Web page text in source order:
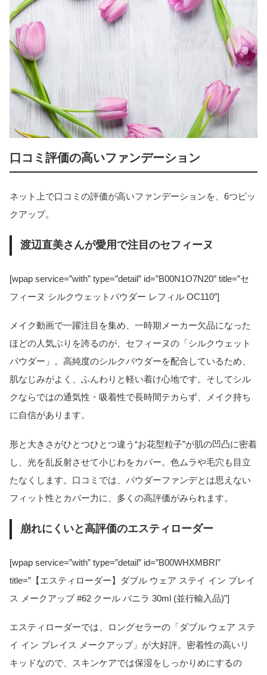
口コミ評価の高いファンデーション
ネット上で口コミの評価が高いファンデーションを、6つピッ
クアップ。
渡辺直美さんが愛用で注目のセフィーヌ
[wpap service=”with” type=”detail” id=”B00N1O7N20″ title=”セ
フィーヌ シルクウェットパウダー レフィル OC110″]
メイク動画で一躍注目を集め、一時期メーカー欠品になった
ほどの人気ぶりを誇るのが、セフィーヌの「シルクウェット
パウダー」。高純度のシルクパウダーを配合しているため、
肌なじみがよく、ふんわりと軽い着け心地です。そしてシル
クならではの通気性・吸着性で長時間テカらず、メイク持ち
に自信があります。
形と大きさがひとつひとつ違う“お花型粒子”が肌の凹凸に密着
し、光を乱反射させて小じわをカバー。色ムラや毛穴も目立
たなくします。口コミでは、パウダーファンデとは思えない
フィット性とカバー力に、多くの高評価がみられます。
崩れにくいと高評価のエスティローダー
[wpap service=”with” type=”detail” id=”B00WHXMBRI”
title=”【エスティローダー】ダブル ウェア ステイ イン プレイ
ス メークアップ #62 クール バニラ 30ml (並行輸入品)”]
エスティローダーでは、ロングセラーの「ダブル ウェア ステ
イ イン プレイス メークアップ」が大好評。密着性の高いリ
キッドなので、スキンケアでは保湿をしっかりめにするの